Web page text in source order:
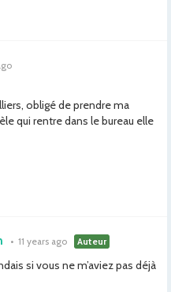
obligé de prendre ma
qui rentre dans le bureau elle
• 11 years ago Auteur
si vous ne m’aviez pas déjà